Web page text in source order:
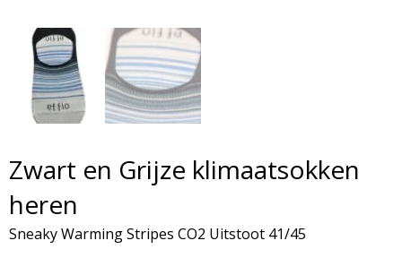
Zwart en Grijze klimaatsokken
heren
Sneaky Warming Stripes CO2 Uitstoot 41/45